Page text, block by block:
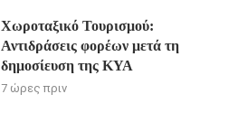
Χωροταξικό Τουρισμού:
Αντιδράσεις φορέων μετά τη
δημοσίευση της ΚΥΑ
7 ώρες πριν